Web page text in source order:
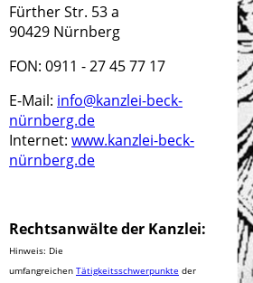
Fürther Str. 53 a
90429 Nürnberg
FON: 0911 - 27 45 77 17
E-Mail: info@kanzlei-beck-
nürnberg.de
Internet: www.kanzlei-beck-
nürnberg.de
Rechtsanwälte der Kanzlei:
Hinweis: Die
umfangreichen Tätigkeitsschwerpunkte der